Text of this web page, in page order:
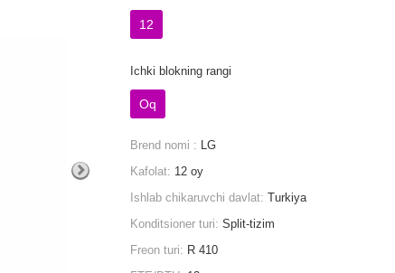
12
Ichki blokning rangi
Oq
Brend nomi : LG
Kafolat: 12 oy
Ishlab chikaruvchi davlat:Turkiya
Konditsioner turi:Split-tizim
Freon turi: R 410